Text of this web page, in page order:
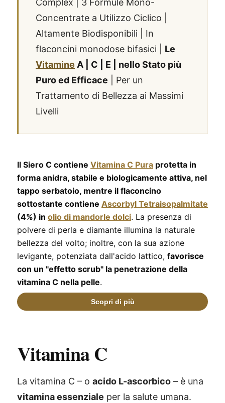
Complex | 3 Formule Mono-
Concentrate a Utilizzo Ciclico |
Altamente Biodisponibili | In
flaconcini monodose bifasici | Le
Vitamine A | C | E | nello Stato più
Puro ed Efficace | Per un
Trattamento di Bellezza ai Massimi
Livelli
Il Siero C contiene Vitamina C Pura protetta in
forma anidra, stabile e biologicamente attiva, nel
tappo serbatoio, mentre il flaconcino
sottostante contiene Ascorbyl Tetraisopalmitate
(4%) in olio di mandorle dolci. La presenza di
polvere di perla e diamante illumina la naturale
bellezza del volto; inoltre, con la sua azione
levigante, potenziata dall'acido lattico, favorisce
con un "effetto scrub" la penetrazione della
vitamina C nella pelle.
Vitamina C
La vitamina C – o acido L-ascorbico – è una
vitamina essenziale per la salute umana.